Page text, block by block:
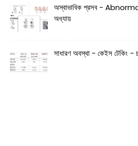
অস্বাভাবিক প্রসব -
অধ্যায়
সাধারণ অবস্থা - কেইস টেকিং -